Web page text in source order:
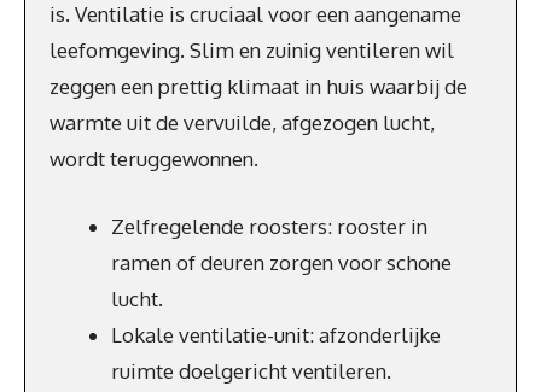
is. Ventilatie is cruciaal voor een aangename
leefomgeving. Slim en zuinig ventileren wil
zeggen een prettig klimaat in huis waarbij de
warmte uit de vervuilde, afgezogen lucht,
wordt teruggewonnen.
Zelfregelende roosters: rooster in
ramen of deuren zorgen voor schone
lucht.
Lokale ventilatie-unit: afzonderlijke
ruimte doelgericht ventileren.